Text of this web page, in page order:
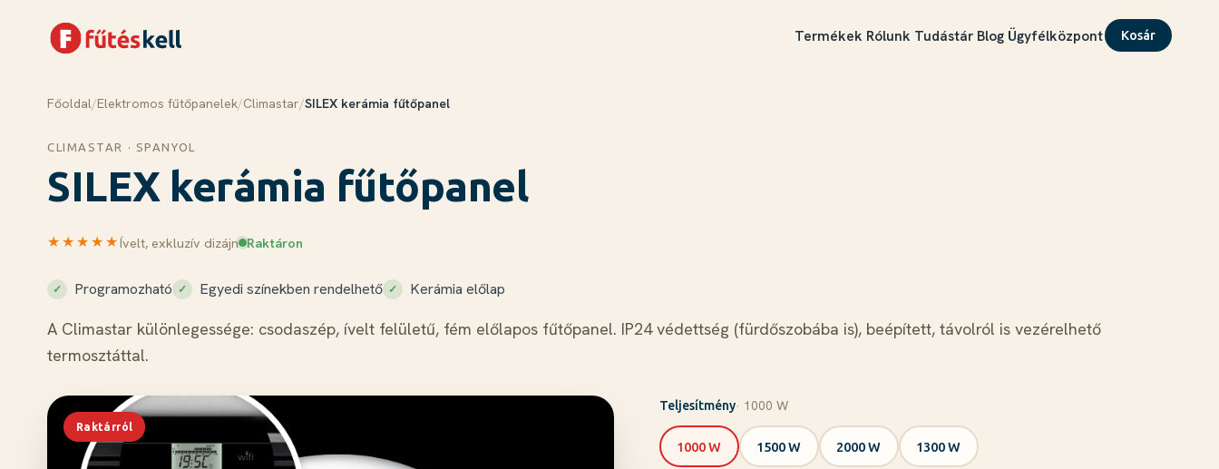
Termékek Rólunk Tudástár Blog Ügyfélközpont Kosár
Menü ✕
Termékek
Rólunk
Blog
Kosár megnyitása →
Kosár ✕
Főoldal/Elektromos fűtőpanelek/Climastar/SILEX kerámia fűtőpanel
CLIMASTAR · SPANYOL
SILEX kerámia fűtőpanel
★★★★★Ívelt, exkluzív dizájn Raktáron
Programozható Egyedi színekben rendelhető Kerámia előlap
A Climastar különlegessége: csodaszép, ívelt felületű, fém előlapos fűtőpanel. IP24 védettség (fürdőszobába is), beépített, távolról is vezérelhető
termosztáttal.
Raktárról
Teljesítmény· 1000 W
1000 W 1500 W 2000 W 1300 W